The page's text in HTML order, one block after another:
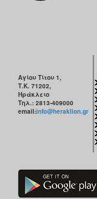
Αγίου Τίτου 1,
Τ.Κ. 71202,
Ηράκλειο
Τηλ.: 2813-409000
email:info@heraklion.gr